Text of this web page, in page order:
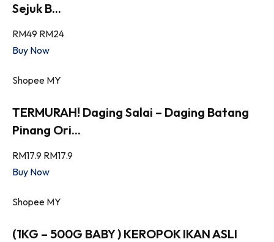
Sejuk B...
RM49 RM24
Buy Now
Shopee MY
TERMURAH! Daging Salai – Daging Batang
Pinang Ori...
RM17.9 RM17.9
Buy Now
Shopee MY
(1KG – 500G BABY ) KEROPOK IKAN ASLI